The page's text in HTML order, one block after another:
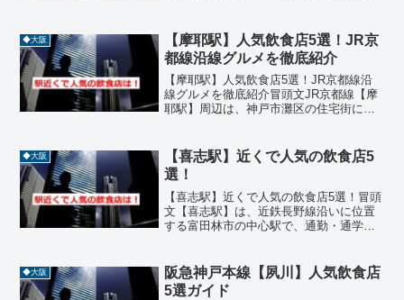
彩な飲食店が立ち並び、ランチやディナ
ーにぴったりの名店が...
◆大阪
【摩耶駅】人気飲食店5選！JR京
都線沿線グルメを徹底紹介
【摩耶駅】人気飲食店5選！JR京都線沿
線グルメを徹底紹介冒頭文JR京都線【摩
耶駅】周辺は、神戸市灘区の住宅街に位
に、鉄板焼き、寿司、イタリアン、海鮮
料理、焼肉などジャン...
◆大阪
【喜志駅】近くで人気の飲食店5
選！
【喜志駅】近くで人気の飲食店5選！冒頭
文【喜志駅】は、近鉄長野線沿いに位置
する富田林市の中心駅で、通勤・通学の
る飲食店が点在しており、ランチやディ
ナーにぴったりのグルメ...
◆大阪
阪急神戸本線【夙川】人気飲食店
5選ガイド